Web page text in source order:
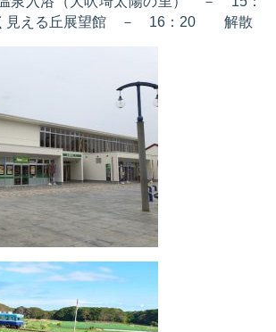
見える丘展望館 － 16：20 解散